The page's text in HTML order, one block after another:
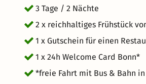
3 Tage / 2 Nächte
2 x reichhaltiges Frühstück
1 x Gutschein für einen
1 x 24h Welcome Card Bonn*
*freie Fahrt mit Bus & Bahn